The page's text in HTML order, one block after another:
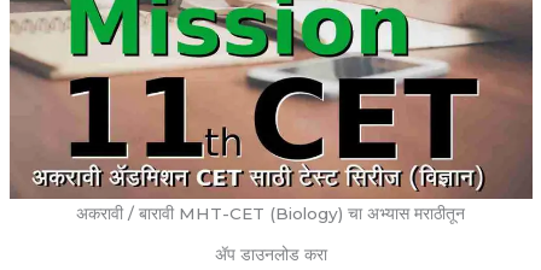
अकरावी / बारावी MHT-CET (Biology) चा अभ्यास मराठीतून
ॲप डाउनलोड करा